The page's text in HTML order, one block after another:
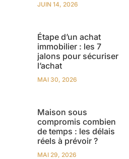
JUIN 14, 2026
Étape d’un achat
immobilier : les 7
jalons pour sécuriser
l’achat
MAI 30, 2026
Maison sous
compromis combien
de temps : les délais
réels à prévoir ?
MAI 29, 2026